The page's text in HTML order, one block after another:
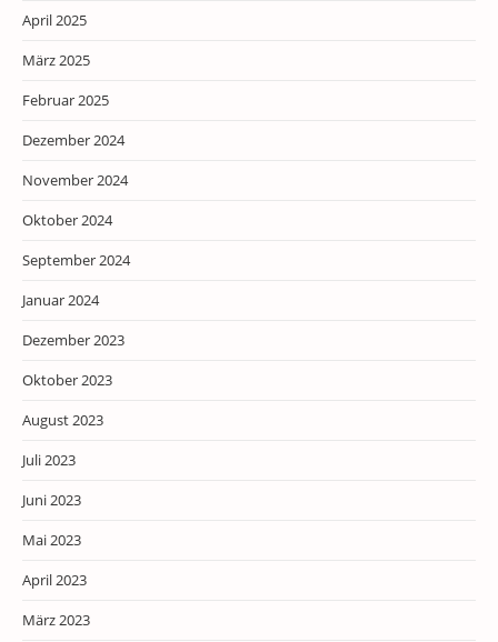
April 2025
März 2025
Februar 2025
Dezember 2024
November 2024
Oktober 2024
September 2024
Januar 2024
Dezember 2023
Oktober 2023
August 2023
Juli 2023
Juni 2023
Mai 2023
April 2023
März 2023